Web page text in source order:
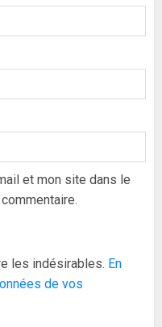
et mon site dans le
les indésirables. En
de vos
nouveau
0
de Sonko à
nationale : Adji
défend la